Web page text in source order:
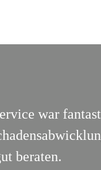
war
beraten.